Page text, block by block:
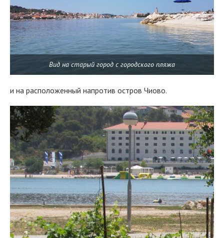
Вид на старый город с городского пляжа
и на расположенный напротив остров Чиово.